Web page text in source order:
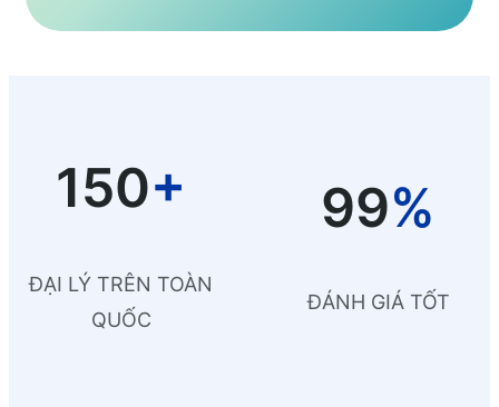
150+
ĐẠI LÝ TRÊN TOÀN
QUỐC
99%
ĐÁNH GIÁ TỐT